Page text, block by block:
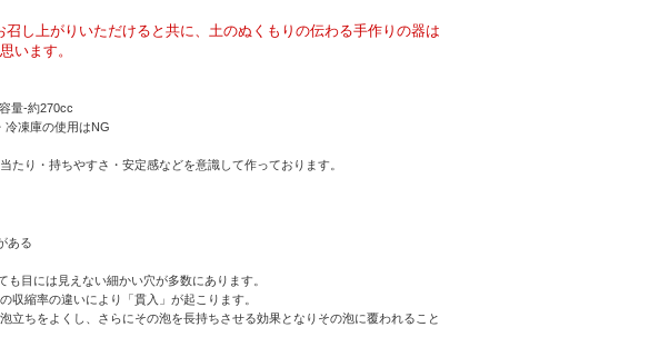
し上がりいただけると共に、土のぬくもりの伝わる手作りの器は
います。
量-約270cc
凍庫の使用はNG
り・持ちやすさ・安定感などを意識して作っております。
ある
目には見えない細かい穴が多数にあります。
収縮率の違いにより「貫入」が起こります。
立ちをよくし、さらにその泡を長持ちさせる効果となりその泡に覆われること